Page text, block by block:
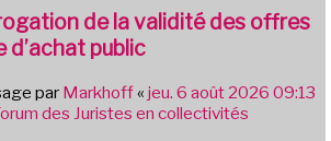
de la validité des offres
d’achat public
par Markhoff« jeu. 6 août 2026 09:13
des Juristes en collectivités